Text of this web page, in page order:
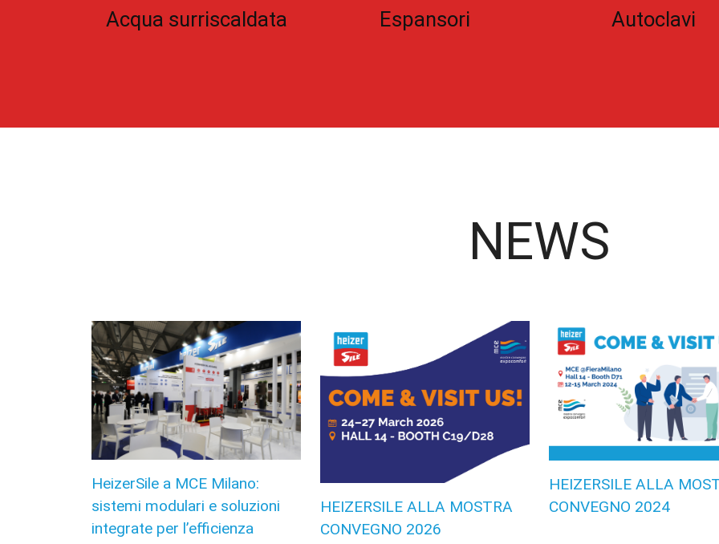
Acqua surriscaldata Espansori Autoclavi
NEWS
HeizerSile a MCE Milano:
sistemi modulari e soluzioni
integrate per l’efficienza
HEIZERSILE ALLA MOSTRA
CONVEGNO 2026
HEIZERSILE ALLA
CONVEGNO 2024